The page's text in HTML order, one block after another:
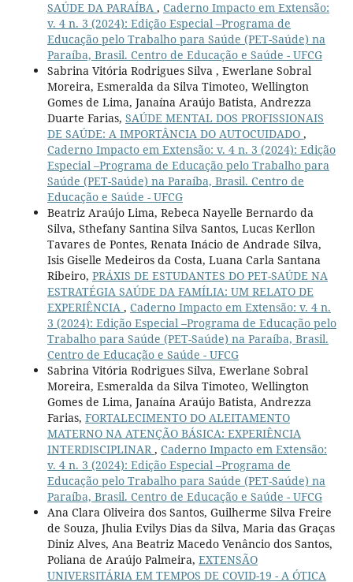
SAÚDE DA PARAÍBA , Caderno Impacto em Extensão:
v. 4 n. 3 (2024): Edição Especial –Programa de
Educação pelo Trabalho para Saúde (PET-Saúde) na
Paraíba, Brasil. Centro de Educação e Saúde - UFCG
Sabrina Vitória Rodrigues Silva , Ewerlane Sobral
Moreira, Esmeralda da Silva Timoteo, Wellington
Gomes de Lima, Janaína Araújo Batista, Andrezza
Duarte Farias, SAÚDE MENTAL DOS PROFISSIONAIS
DE SAÚDE: A IMPORTÂNCIA DO AUTOCUIDADO ,
Caderno Impacto em Extensão: v. 4 n. 3 (2024): Edição
Especial –Programa de Educação pelo Trabalho para
Saúde (PET-Saúde) na Paraíba, Brasil. Centro de
Educação e Saúde - UFCG
Beatriz Araújo Lima, Rebeca Nayelle Bernardo da
Silva, Sthefany Santina Silva Santos, Lucas Kerllon
Tavares de Pontes, Renata Inácio de Andrade Silva,
Isis Giselle Medeiros da Costa, Luana Carla Santana
Ribeiro, PRÁXIS DE ESTUDANTES DO PET-SAÚDE NA
ESTRATÉGIA SAÚDE DA FAMÍLIA: UM RELATO DE
EXPERIÊNCIA , Caderno Impacto em Extensão: v. 4 n.
3 (2024): Edição Especial –Programa de Educação pelo
Trabalho para Saúde (PET-Saúde) na Paraíba, Brasil.
Centro de Educação e Saúde - UFCG
Sabrina Vitória Rodrigues Silva, Ewerlane Sobral
Moreira, Esmeralda da Silva Timoteo, Wellington
Gomes de Lima, Janaína Araújo Batista, Andrezza
Farias, FORTALECIMENTO DO ALEITAMENTO
MATERNO NA ATENÇÃO BÁSICA: EXPERIÊNCIA
INTERDISCIPLINAR, Caderno Impacto em Extensão:
v. 4 n. 3 (2024): Edição Especial –Programa de
Educação pelo Trabalho para Saúde (PET-Saúde) na
Paraíba, Brasil. Centro de Educação e Saúde - UFCG
Ana Clara Oliveira dos Santos, Guilherme Silva Freire
de Souza, Jhulia Evilys Dias da Silva, Maria das Graças
Diniz Alves, Ana Beatriz Macedo Venâncio dos Santos,
Poliana de Araújo Palmeira, EXTENSÃO
UNIVERSITÁRIA EM TEMPOS DE COVID-19 - A ÓTICA